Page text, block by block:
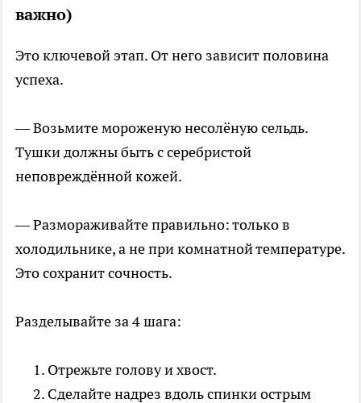
важно)
Это ключевой этап. От него зависит половина
успеха.
— Возьмите мороженую несолёную сельдь.
Тушки должны быть с серебристой
неповреждённой кожей.
— Размораживайте правильно: только в
холодильнике, а не при комнатной температуре.
Это сохранит сочность.
Разделывайте за 4 шага:
Отрежьте голову и хвост.
Сделайте надрез вдоль спинки острым